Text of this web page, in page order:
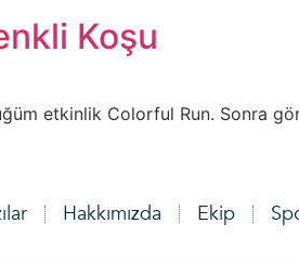
Koşu
etkinlik Colorful Run. Sonra
Hakkımızda Ekip